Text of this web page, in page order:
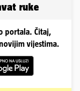
ruke
portala. Čitaj,
vijestima.